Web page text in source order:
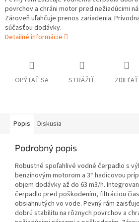
povrchov a chráni motor pred nežiadúcimi
Zároveň uľahčuje prenos zariadenia.
súčasťou dodávky.
Detailné informácie
OPÝTAŤ SA STRÁŽIŤ ZDIEĽAŤ
Popis Diskusia
Podrobný popis
Robustné spoľahlivé vodné čerpadlo s
benzínovým motorom a 3“ hadicovou
objem dodávky až do 63 m3/h.
čerpadlo pred poškodením, filtráciou
obsiahnutých vo vode. Pevný rám
dobrú stabilitu na rôznych povrchov a